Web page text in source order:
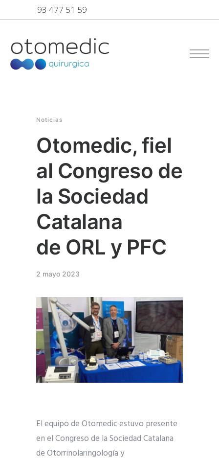
93 477 51 59
Noticias
Otomedic, fiel
al Congreso de
la Sociedad
Catalana
de ORL y PFC
2 mayo 2023
El equipo de Otomedic estuvo presente
en el Congreso de la Sociedad Catalana
de Otorrinolaringología y